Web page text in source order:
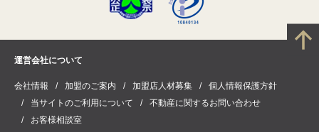
運営会社について
会社情報 加盟のご案内 加盟店人材募集
個人情報保護方針
当サイトのご利用について
不動産に関するお問い合わせ
お客様相談室